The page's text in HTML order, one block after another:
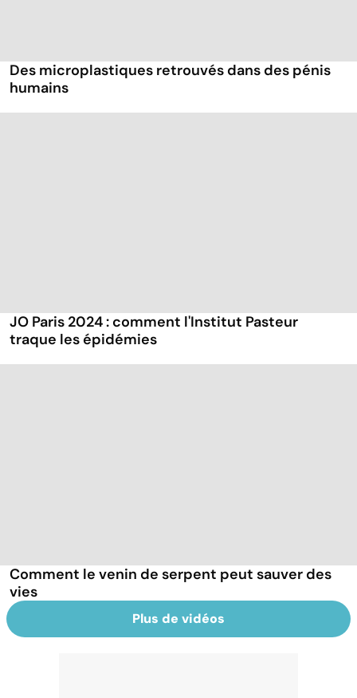
Des microplastiques retrouvés dans des pénis
humains
JO Paris 2024 : comment l'Institut Pasteur
traque les épidémies
Comment le venin de serpent peut sauver des
vies
Plus de vidéos